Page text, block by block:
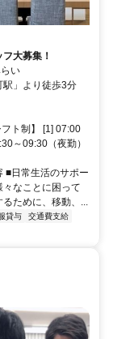
大募集！
い
駅」より徒歩3分
ト制】 [1] 07:00
～09:30（夜勤）
■日常生活のサポー
々なことに困って
ために、移動、...
貸与
交通費支給